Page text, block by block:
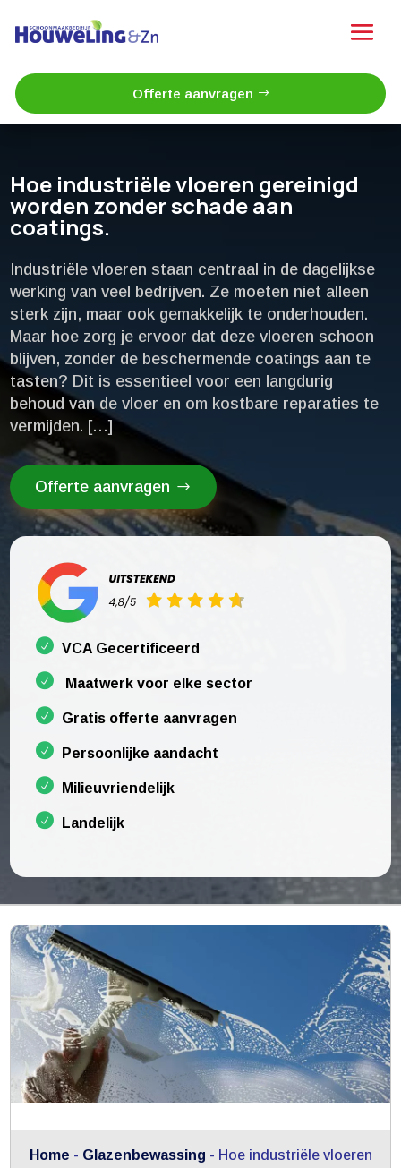
Offerte aanvragen
Hoe industriële vloeren gereinigd
worden zonder schade aan
coatings.​
Industriële vloeren staan centraal in de dagelijkse
werking van veel bedrijven.​ Ze moeten niet alleen
sterk zijn, maar ook gemakkelijk te onderhouden.​
Maar hoe zorg je ervoor dat deze vloeren schoon
blijven, zonder de beschermende coatings aan te
tasten? Dit is essentieel voor een langdurig
behoud van de vloer en om kostbare reparaties te
vermijden.​ […]
Offerte aanvragen
VCA Gecertificeerd
Maatwerk voor elke sector
Gratis offerte aanvragen
Persoonlijke aandacht
Milieuvriendelijk
Landelijk
Home - Glazenbewassing - Hoe industriële vloeren